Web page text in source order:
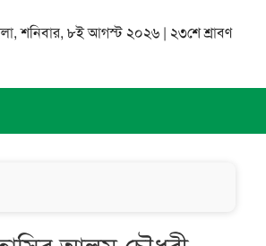
শনিবার, ৮ই আগস্ট ২০২৬ | ২৩শে শ্রাবণ